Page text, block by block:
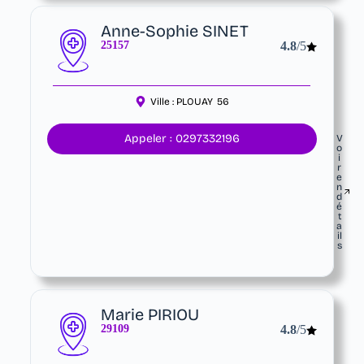
Anne-Sophie SINET
25157 4.8/5
Ville : PLOUAY 56
Appeler : 0297332196
V
o
i
r
e
n
d
é
t
a
il
s
Marie PIRIOU
29109 4.8/5